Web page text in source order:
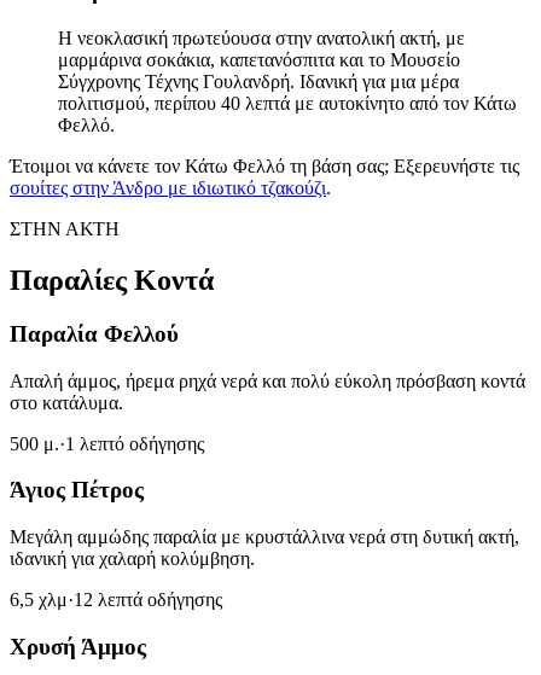
Η νεοκλασική πρωτεύουσα στην ανατολική ακτή, με
μαρμάρινα σοκάκια, καπετανόσπιτα και το Μουσείο
Σύγχρονης Τέχνης Γουλανδρή. Ιδανική για μια μέρα
πολιτισμού, περίπου 40 λεπτά με αυτοκίνητο από τον Κάτω
Φελλό.
Έτοιμοι να κάνετε τον Κάτω Φελλό τη βάση σας; Εξερευνήστε τις
σουίτες στην Άνδρο με ιδιωτικό τζακούζι.
ΣΤΗΝ ΑΚΤΗ
Παραλίες Κοντά
Παραλία Φελλού
Απαλή άμμος, ήρεμα ρηχά νερά και πολύ εύκολη πρόσβαση κοντά
στο κατάλυμα.
500 μ.·1 λεπτό οδήγησης
Άγιος Πέτρος
Μεγάλη αμμώδης παραλία με κρυστάλλινα νερά στη δυτική ακτή,
ιδανική για χαλαρή κολύμβηση.
6,5 χλμ·12 λεπτά οδήγησης
Χρυσή Άμμος